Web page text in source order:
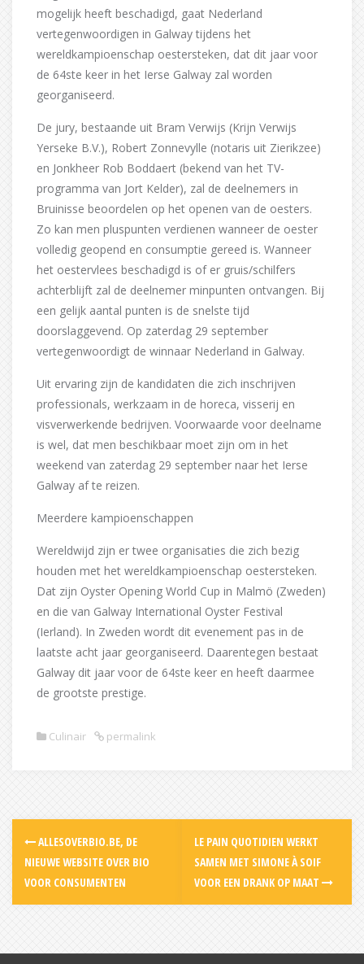
mogelijk heeft beschadigd, gaat Nederland
vertegenwoordigen in Galway tijdens het
wereldkampioenschap oestersteken, dat dit jaar voor
de 64ste keer in het Ierse Galway zal worden
georganiseerd.
De jury, bestaande uit Bram Verwijs (Krijn Verwijs
Yerseke B.V.), Robert Zonnevylle (notaris uit Zierikzee)
en Jonkheer Rob Boddaert (bekend van het TV-
programma van Jort Kelder), zal de deelnemers in
Bruinisse beoordelen op het openen van de oesters.
Zo kan men pluspunten verdienen wanneer de oester
volledig geopend en consumptie gereed is. Wanneer
het oestervlees beschadigd is of er gruis/schilfers
achterblijft zal de deelnemer minpunten ontvangen. Bij
een gelijk aantal punten is de snelste tijd
doorslaggevend. Op zaterdag 29 september
vertegenwoordigt de winnaar Nederland in Galway.
Uit ervaring zijn de kandidaten die zich inschrijven
professionals, werkzaam in de horeca, visserij en
visverwerkende bedrijven. Voorwaarde voor deelname
is wel, dat men beschikbaar moet zijn om in het
weekend van zaterdag 29 september naar het Ierse
Galway af te reizen.
Meerdere kampioenschappen
Wereldwijd zijn er twee organisaties die zich bezig
houden met het wereldkampioenschap oestersteken.
Dat zijn Oyster Opening World Cup in Malmö (Zweden)
en die van Galway International Oyster Festival
(Ierland). In Zweden wordt dit evenement pas in de
laatste acht jaar georganiseerd. Daarentegen bestaat
Galway dit jaar voor de 64ste keer en heeft daarmee
de grootste prestige.
Culinair permalink
Post
navigation
ALLESOVERBIO.BE, DE
NIEUWE WEBSITE OVER BIO
VOOR CONSUMENTEN
LE PAIN QUOTIDIEN WERKT
SAMEN MET SIMONE À SOIF
VOOR EEN DRANK OP MAAT